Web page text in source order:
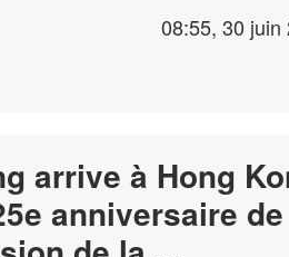
08:55, 30 juin
arrive à Hong
anniversaire